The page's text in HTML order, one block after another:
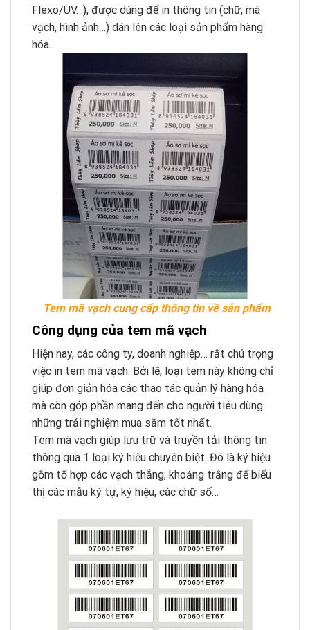
Flexo/UV…), được dùng để in thông tin (chữ, mã
vạch, hình ảnh…) dán lên các loại sản phẩm hàng
hóa.
Tem mã vạch cung cấp thông tin về sản phẩm
Công dụng của tem mã vạch
Hiện nay, các công ty, doanh nghiệp… rất chú trọng
việc in tem mã vạch. Bởi lẽ, loại tem này không chỉ
giúp đơn giản hóa các thao tác quản lý hàng hóa
mà còn góp phần mang đến cho người tiêu dùng
những trải nghiệm mua sắm tốt nhất.
Tem mã vạch giúp lưu trữ và truyền tải thông tin
thông qua 1 loại ký hiệu chuyên biệt. Đó là ký hiệu
gồm tổ hợp các vạch thẳng, khoảng trắng để biểu
thị các mẫu ký tự, ký hiệu, các chữ số…